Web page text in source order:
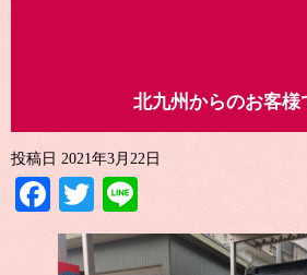
北九州からのお客様
投稿日 2021年3月22日
Facebook
Twitter